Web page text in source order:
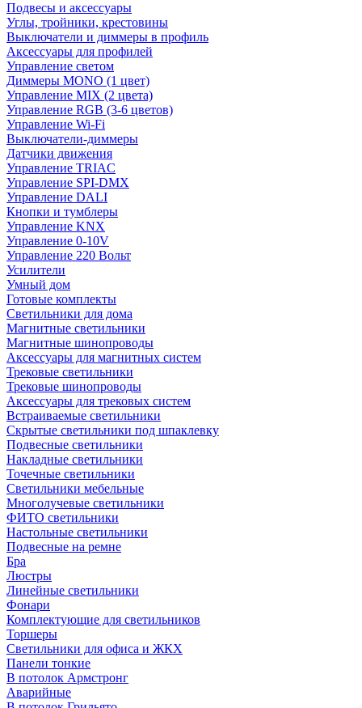
Подвесы и аксессуары
Углы, тройники, крестовины
Выключатели и диммеры в профиль
Аксессуары для профилей
Управление светом
Диммеры MONO (1 цвет)
Управление MIX (2 цвета)
Управление RGB (3-6 цветов)
Управление Wi-Fi
Выключатели-диммеры
Датчики движения
Управление TRIAC
Управление SPI-DMX
Управление DALI
Кнопки и тумблеры
Управление KNX
Управление 0-10V
Управление 220 Вольт
Усилители
Умный дом
Готовые комплекты
Светильники для дома
Магнитные светильники
Магнитные шинопроводы
Аксессуары для магнитных систем
Трековые светильники
Трековые шинопроводы
Аксессуары для трековых систем
Встраиваемые светильники
Скрытые светильники под шпаклевку
Подвесные светильники
Накладные светильники
Точечные светильники
Светильники мебельные
Многолучевые светильники
ФИТО светильники
Настольные светильники
Подвесные на ремне
Бра
Люстры
Линейные светильники
Фонари
Комплектующие для светильников
Торшеры
Светильники для офиса и ЖКХ
Панели тонкие
В потолок Армстронг
Аварийные